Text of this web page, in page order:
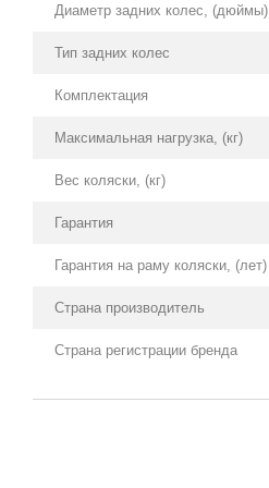
Диаметр задних колес, (дюймы)
Тип задних колес
Комплектация
Максимальная нагрузка, (кг)
Вес коляски, (кг)
Гарантия
Гарантия на раму коляски, (лет)
Страна производитель
Страна регистрации бренда